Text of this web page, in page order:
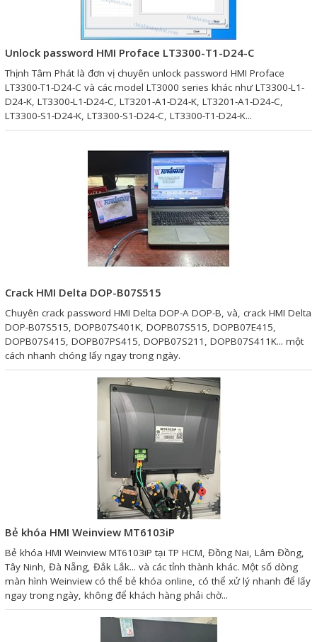
Unlock password HMI Proface LT3300-T1-D24-C
Thịnh Tâm Phát là đơn vị chuyên unlock password HMI Proface
LT3300-T1-D24-C và các model LT3000 series khác như LT3300-L1-
D24-K, LT3300-L1-D24-C, LT3201-A1-D24-K, LT3201-A1-D24-C,
LT3300-S1-D24-K, LT3300-S1-D24-C, LT3300-T1-D24-K...
Crack HMI Delta DOP-B07S515
Chuyên crack password HMI Delta DOP-A DOP-B, và, crack HMI Delta
DOP-B07S515, DOPB07S401K, DOPB07S515, DOPB07E415,
DOPB07S415, DOPB07PS415, DOPB07S211, DOPB07S411K... một
cách nhanh chóng lấy ngay trong ngày.
Bẻ khóa HMI Weinview MT6103iP
Bẻ khóa HMI Weinview MT6103iP tại TP HCM, Đồng Nai, Lâm Đồng,
Tây Ninh, Đà Nẵng, Đắk Lắk... và các tỉnh thành khác. Một số dòng
màn hình Weinview có thể bẻ khóa online, có thể xử lý nhanh để lấy
ngay trong ngày, không để khách hàng phải chờ...
Giải pháp quản lý bằng mã
Bảng LED điện tử
Bảng điện tử năng suất
Bảng Led hiển thị nhiệt độ
Máy dò kim loại
Màn hình cảm ứng HMI
PLC - Bộ lập trình PLC
Máy tính công nghiệp
Motor Servo / Driver Servo
Cáp lập trình PLC - HMI -
Thiết bị thu thập dữ liệu,
Thiết bị điều khiển và giám
Thiết bị cảnh báo
Thiết bị đo lường - Cảm biến
Bộ điều khiển nhiệt độ
Bộ đếm - Bộ hẹn giờ